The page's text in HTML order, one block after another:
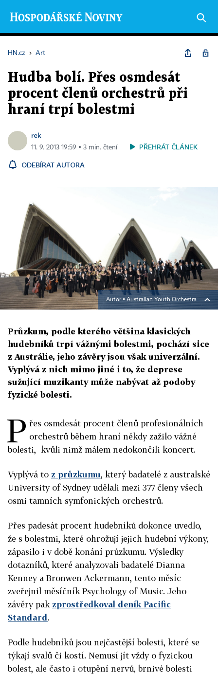
HN.cz › Art
Hudba bolí. Přes osmdesát
procent členů orchestrů při
hraní trpí bolestmi
rek
11. 9. 2013 19:59 ▪ 3 min. čtení PŘEHRÁT ČLÁNEK
ODEBÍRAT AUTORA
Autor ▪ Australian Youth Orchestra
Průzkum, podle kterého většina klasických
hudebníků trpí vážnými bolestmi, pochází sice
z Austrálie, jeho závěry jsou však univerzální.
Vyplývá z nich mimo jiné i to, že deprese
sužující muzikanty může nabývat až podoby
fyzické bolesti.
P řes osmdesát procent členů profesionálních
orchestrů během hraní někdy zažilo vážné
bolesti, kvůli nimž málem nedokončili koncert.
Vyplývá to z průzkumu, který badatelé z australské
University of Sydney udělali mezi 377 členy všech
osmi tamních symfonických orchestrů.
Přes padesát procent hudebníků dokonce uvedlo,
že s bolestmi, které ohrožují jejich hudební výkony,
zápasilo i v době konání průzkumu. Výsledky
dotazníků, které analyzovali badatelé Dianna
Kenney a Bronwen Ackermann, tento měsíc
zveřejnil měsíčník Psychology of Music. Jeho
závěry pak zprostředkoval deník Pacific
Standard.
Podle hudebníků jsou nejčastější bolesti, které se
týkají svalů či kostí. Nemusí jít vždy o fyzickou
bolest, ale často i otupění nervů, brnivé bolesti